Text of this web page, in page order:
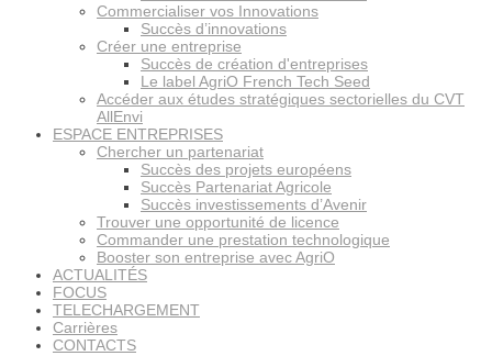
Commercialiser vos Innovations
Succès d’innovations
Créer une entreprise
Succès de création d'entreprises
Le label AgriO French Tech Seed
Accéder aux études stratégiques sectorielles du CVT
AllEnvi
ESPACE ENTREPRISES
Chercher un partenariat
Succès des projets européens
Succès Partenariat Agricole
Succès investissements d’Avenir
Trouver une opportunité de licence
Commander une prestation technologique
Booster son entreprise avec AgriO
ACTUALITÉS
FOCUS
TELECHARGEMENT
Carrières
CONTACTS